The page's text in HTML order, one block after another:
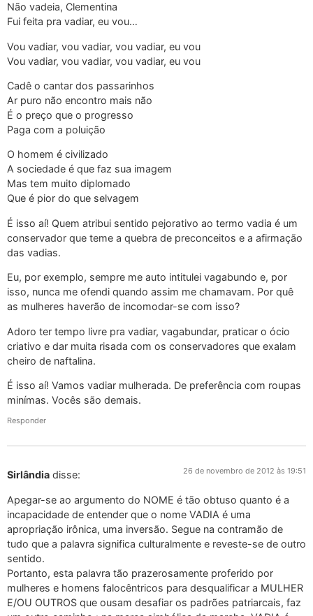
Não vadeia, Clementina
Fui feita pra vadiar, eu vou…
Vou vadiar, vou vadiar, vou vadiar, eu vou
Vou vadiar, vou vadiar, vou vadiar, eu vou
Cadê o cantar dos passarinhos
Ar puro não encontro mais não
É o preço que o progresso
Paga com a poluição
O homem é civilizado
A sociedade é que faz sua imagem
Mas tem muito diplomado
Que é pior do que selvagem
É isso aí! Quem atribui sentido pejorativo ao termo vadia é um
conservador que teme a quebra de preconceitos e a afirmação
das vadias.
Eu, por exemplo, sempre me auto intitulei vagabundo e, por
isso, nunca me ofendi quando assim me chamavam. Por quê
as mulheres haverão de incomodar-se com isso?
Adoro ter tempo livre pra vadiar, vagabundar, praticar o ócio
criativo e dar muita risada com os conservadores que exalam
cheiro de naftalina.
É isso aí! Vamos vadiar mulherada. De preferência com roupas
minímas. Vocês são demais.
Responder
Sirlândia disse: 26 de novembro de 2012 às 19:51
Apegar-se ao argumento do NOME é tão obtuso quanto é a
incapacidade de entender que o nome VADIA é uma
apropriação irônica, uma inversão. Segue na contramão de
tudo que a palavra significa culturalmente e reveste-se de outro
sentido.
Portanto, esta palavra tão prazerosamente proferido por
mulheres e homens falocêntricos para desqualificar a MULHER
E/OU OUTROS que ousam desafiar os padrões patriarcais, faz